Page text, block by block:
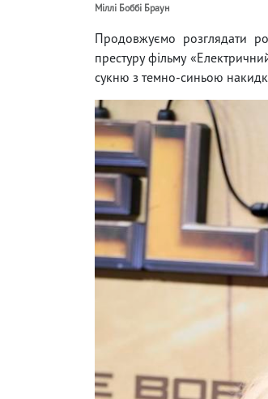
Міллі Боббі Браун
Продовжуємо розглядати
престуру фільму
сукню з темно-синьою